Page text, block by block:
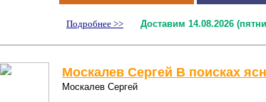
Подробнее >> Доставим 14.08.2026
Москалев Сергей В поисках
Москалев Сергей